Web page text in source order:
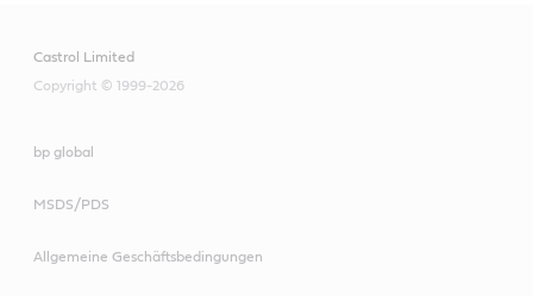
Castrol Limited
Copyright © 1999-2026
bp global
MSDS/PDS
Allgemeine Geschäftsbedingungen